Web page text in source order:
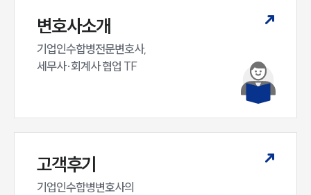
변호사소개
기업인수합병전문변호사,
세무사·회계사 협업 TF
고객후기
기업인수합병변호사의